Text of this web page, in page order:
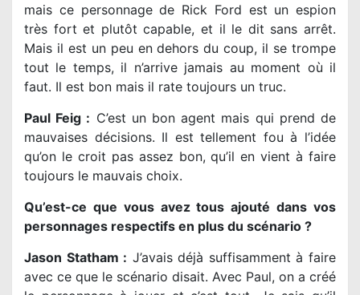
mais ce personnage de Rick Ford est un espion
très fort et plutôt capable, et il le dit sans arrêt.
Mais il est un peu en dehors du coup, il se trompe
tout le temps, il n’arrive jamais au moment où il
faut. Il est bon mais il rate toujours un truc.
Paul Feig : C’est un bon agent mais qui prend de
mauvaises décisions. Il est tellement fou à l’idée
qu’on le croit pas assez bon, qu’il en vient à faire
toujours le mauvais choix.
Qu’est-ce que vous avez tous ajouté dans vos
personnages respectifs en plus du scénario ?
Jason Statham : J’avais déjà suffisamment à faire
avec ce que le scénario disait. Avec Paul, on a créé